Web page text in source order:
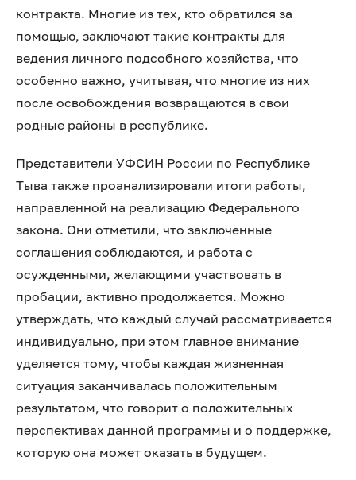
контракта. Многие из тех, кто обратился за
помощью, заключают такие контракты для
ведения личного подсобного хозяйства, что
особенно важно, учитывая, что многие из них
после освобождения возвращаются в свои
родные районы в республике.
Представители УФСИН России по Республике
Тыва также проанализировали итоги работы,
направленной на реализацию Федерального
закона. Они отметили, что заключенные
соглашения соблюдаются, и работа с
осужденными, желающими участвовать в
пробации, активно продолжается. Можно
утверждать, что каждый случай рассматривается
индивидуально, при этом главное внимание
уделяется тому, чтобы каждая жизненная
ситуация заканчивалась положительным
результатом, что говорит о положительных
перспективах данной программы и о поддержке,
которую она может оказать в будущем.